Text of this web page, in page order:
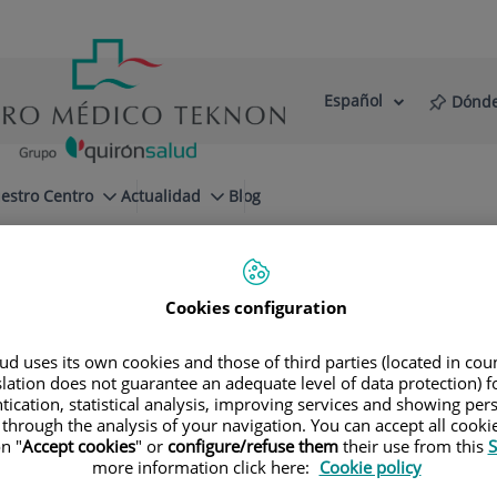
Selector
Idioma
Español
Centro Actualidad Blog
está constituida por un equipo de
Cookies configuration
uses its own cookies and those of third parties (located in
does not guarantee an adequate level of data protection)
statistical analysis, improving services and showing
the analysis of your navigation. You can accept all
"Accept cookies" or configure/refuse themtheir use from this
more information click here: Cookie policy